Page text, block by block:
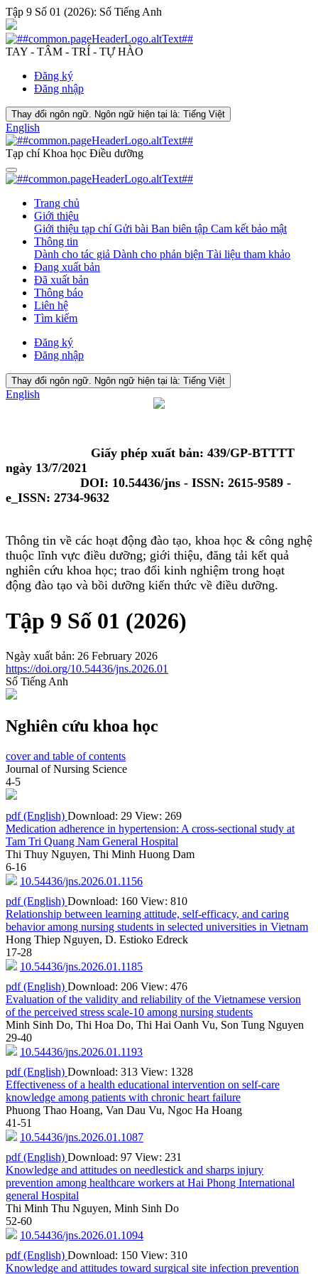
Tập 9 Số 01 (2026): Số Tiếng Anh
TAY - TÂM - TRÍ - TỰ HÀO
Đăng ký
Đăng nhập
Thay đổi ngôn ngữ. Ngôn ngữ hiện tại là: Tiếng Việt
English
Tạp chí Khoa học Điều dưỡng
Trang chủ
Giới thiệu
Giới thiệu tạp chíGửi bài Ban biên tập Cam kết bảo mật
Thông tin
Dành cho tác giả Dành cho phản biện Tài liệu tham khảo
Đang xuất bản
Đã xuất bản
Thông báo
Liên hệ
Tìm kiếm
Đăng ký
Đăng nhập
Thay đổi ngôn ngữ. Ngôn ngữ hiện tại là: Tiếng Việt
English
Giấy phép xuất bản: 439/GP-BTTTT
ngày 13/7/2021
DOI: 10.54436/jns - ISSN: 2615-9589 -
e_ISSN: 2734-9632
Thông tin về các hoạt động đào tạo, khoa học & công nghệ
thuộc lĩnh vực điều dưỡng; giới thiệu, đăng tải kết quả
nghiên cứu khoa học; trao đổi kinh nghiệm trong hoạt
động đào tạo và bồi dưỡng kiến thức về điều dưỡng.
Tập 9 Số 01 (2026)
Ngày xuất bản: 26 February 2026
https://doi.org/10.54436/jns.2026.01
Số Tiếng Anh
Nghiên cứu khoa học
cover and table of contents
Journal of Nursing Science
4-5
pdf (English) Download: 29 View: 269
Medication adherence in hypertension: A cross-sectional study at
Tam Tri Quang Nam General Hospital
Thi Thuy Nguyen, Thi Minh Huong Dam
6-16
10.54436/jns.2026.01.1156
pdf (English) Download: 160 View: 810
Relationship between learning attitude, self-efficacy, and caring
behavior among nursing students in selected universities in Vietnam
Hong Thiep Nguyen, D. Estioko Edreck
17-28
10.54436/jns.2026.01.1185
pdf (English) Download: 206 View: 476
Evaluation of the validity and reliability of the Vietnamese version
of the perceived stress scale-10 among nursing students
Minh Sinh Do, Thi Hoa Do, Thi Hai Oanh Vu, Son Tung Nguyen
29-40
10.54436/jns.2026.01.1193
pdf (English) Download: 313 View: 1328
Effectiveness of a health educational intervention on self-care
knowledge among patients with chronic heart failure
Phuong Thao Hoang, Van Dau Vu, Ngoc Ha Hoang
41-51
10.54436/jns.2026.01.1087
pdf (English) Download: 97 View: 231
Knowledge and attitudes on needlestick and sharps injury
prevention among healthcare workers at Hai Phong International
general Hospital
Thi Minh Thu Nguyen, Minh Sinh Do
52-60
10.54436/jns.2026.01.1094
pdf (English) Download: 150 View: 310
Knowledge and attitudes toward surgical site infection prevention